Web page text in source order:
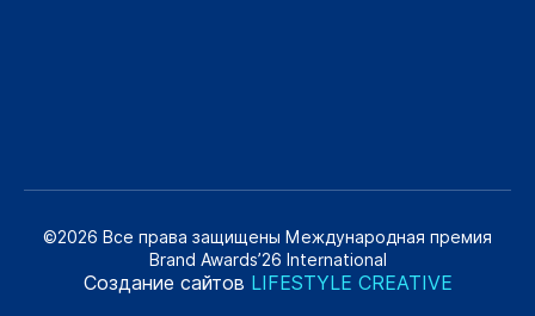
©2026 Все права защищены Международная премия
Brand Awards’26 International
Создание сайтов LIFESTYLE CREATIVE